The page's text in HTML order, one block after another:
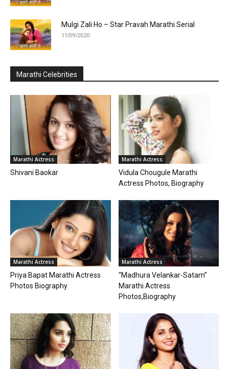
Mulgi Zali Ho – Star Pravah Marathi Serial
11/09/2020
Marathi Celebrities
Marathi Actress
Shivani Baokar
Marathi Actress
Vidula Chougule Marathi
Actress Photos, Biography
Marathi Actress
Priya Bapat Marathi Actress
Photos Biography
Marathi Actress
“Madhura Velankar-Satam”
Marathi Actress
Photos,Biography